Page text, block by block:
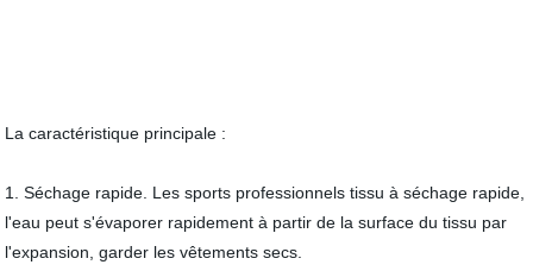
La caractéristique principale :
1. Séchage rapide. Les sports professionnels tissu à séchage rapide,
l'eau peut s'évaporer rapidement à partir de la surface du tissu par
l'expansion, garder les vêtements secs.